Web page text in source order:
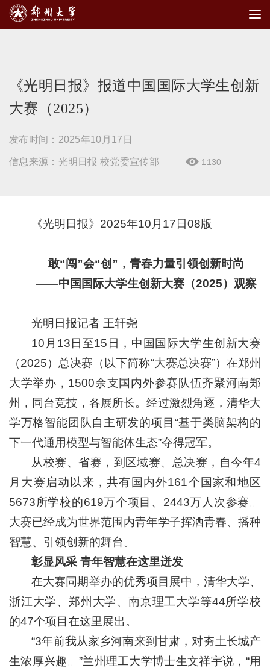
《光明日报》报道中国国际大学生创新
大赛（2025）
发布时间：2025年10月17日
信息来源：光明日报 校党委宣传部  1130
《光明日报》2025年10月17日08版
敢“闯”会“创”，青春力量引领创新时尚
——中国国际大学生创新大赛（2025）观察
光明日报记者 王轩尧
10月13日至15日，中国国际大学生创新大赛
（2025）总决赛（以下简称“大赛总决赛”）在郑州
大学举办，1500余支国内外参赛队伍齐聚河南郑
州，同台竞技，各展所长。经过激烈角逐，清华大
学万格智能团队自主研发的项目“基于类脑架构的
下一代通用模型与智能体生态”夺得冠军。
从校赛、省赛，到区域赛、总决赛，自今年4
月大赛启动以来，共有国内外161个国家和地区
5673所学校的619万个项目、2443万人次参赛。
大赛已经成为世界范围内青年学子挥洒青春、播种
智慧、引领创新的舞台。
彰显风采 青年智慧在这里迸发
在大赛同期举办的优秀项目展中，清华大学、
浙江大学、郑州大学、南京理工大学等44所学校
的47个项目在这里展出。
“3年前我从家乡河南来到甘肃，对夯土长城产
生浓厚兴趣。”兰州理工大学博士生文祥宇说，“用